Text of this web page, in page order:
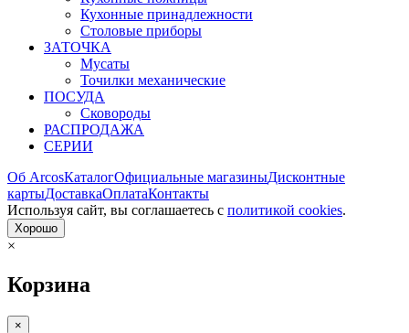
Кухонные принадлежности
Столовые приборы
ЗАТОЧКА
Мусаты
Точилки механические
ПОСУДА
Сковороды
РАСПРОДАЖА
СЕРИИ
Об ArcosКаталогОфициальные магазиныДисконтные
картыДоставкаОплатаКонтакты
Используя сайт, вы согла­шаетесь с политикой cookies.
Хорошо
×
Корзина
×